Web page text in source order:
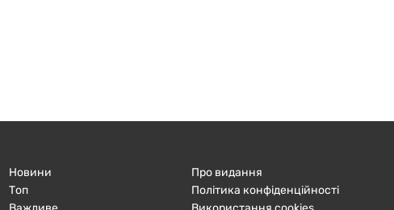
Новини
Топ
Про видання
Політика конфіденційності